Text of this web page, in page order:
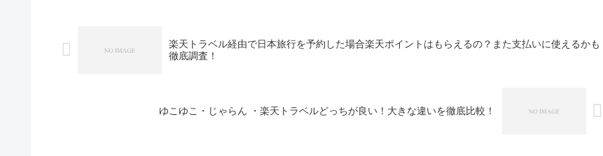
楽天トラベル経由で日本旅行を予約した場合楽天ポイントはもらえるの？また支払いに使えるかも
徹底調査！
ゆこゆこ・じゃらん ・楽天トラベルどっちが良い！大きな違いを徹底比較！